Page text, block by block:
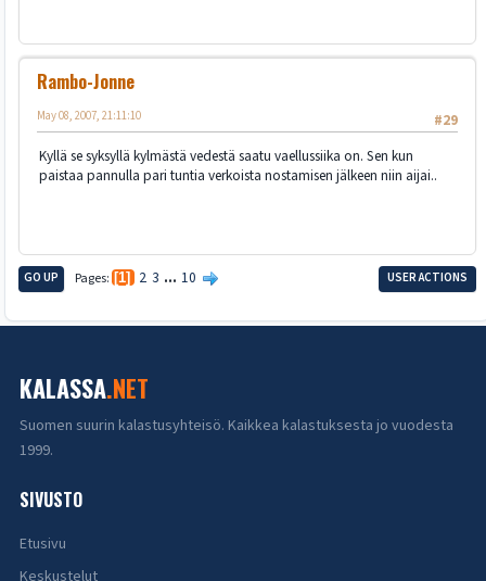
Rambo-Jonne
#29
May 08, 2007, 21:11:10
Kyllä se syksyllä kylmästä vedestä saatu vaellussiika on. Sen kun
paistaa pannulla pari tuntia verkoista nostamisen jälkeen niin aijai..
GO UP Pages 1 2 3 ... 10 USER ACTIONS
KALASSA.NET
Suomen suurin kalastusyhteisö. Kaikkea kalastuksesta jo vuodesta
1999.
SIVUSTO
Etusivu
Keskustelut